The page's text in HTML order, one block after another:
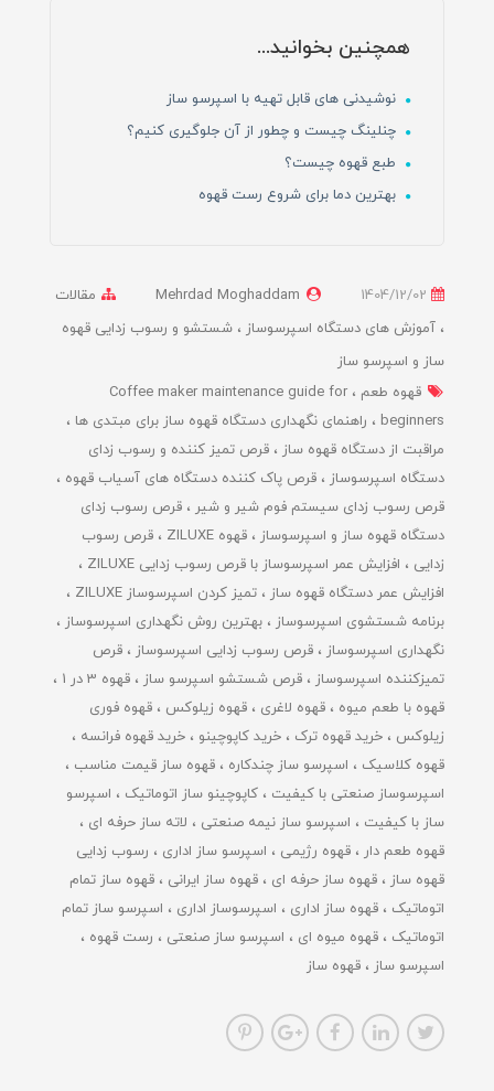
همچنین بخوانید...
نوشیدنی های قابل تهیه با اسپرسو ساز
چنلینگ چیست و چطور از آن جلوگیری کنیم؟
طبع قهوه چیست؟
بهترین دما برای شروع رست قهوه
Mehrdad Moghaddam
مقالات
آموزش های دستگاه اسپرسوساز
شستشو و رسوب زدایی قهوه
ساز و اسپرسو ساز
قهوه طعم
Coffee maker maintenance guide for
beginners
راهنمای نگهداری دستگاه قهوه ساز برای مبتدی ها
مراقبت از دستگاه قهوه ساز
قرص تمیز کننده و رسوب زدای
دستگاه اسپرسوساز
قرص پاک کننده دستگاه های آسیاب قهوه
قرص رسوب زدای سیستم فوم شیر و شیر
قرص رسوب زدای
دستگاه قهوه ساز و اسپرسوساز
قهوه ZILUXE
قرص رسوب
زدایی
افزایش عمر اسپرسوساز با قرص رسوب زدایی ZILUXE
افزایش عمر دستگاه قهوه ساز
تمیز کردن اسپرسوساز ZILUXE
برنامه شستشوی اسپرسوساز
بهترین روش نگهداری اسپرسوساز
نگهداری اسپرسوساز
قرص رسوب زدایی اسپرسوساز
قرص
تمیزکننده اسپرسوساز
قرص شستشو اسپرسو ساز
قهوه 3 در 1
قهوه با طعم میوه
قهوه لاغری قهوه زیلوکس
قهوه فوری
زیلوکس
خرید قهوه ترک خرید کاپوچینو
خرید قهوه فرانسه
قهوه کلاسیک
اسپرسو ساز چندکاره
قهوه ساز قیمت مناسب
اسپرسوساز صنعتی با کیفیت
کاپوچینو ساز اتوماتیک
اسپرسو
ساز با کیفیت
اسپرسو ساز نیمه صنعتی
لاته ساز حرفه ای
قهوه طعم دار
قهوه رژیمی اسپرسو ساز اداری
رسوب زدایی
قهوه ساز
قهوه ساز حرفه ای قهوه ساز ایرانی
قهوه ساز تمام
اتوماتیک
قهوه ساز اداری اسپرسوساز اداری
اسپرسو ساز تمام
اتوماتیک
قهوه میوه ای اسپرسو ساز صنعتی
رست قهوه
اسپرسو ساز
قهوه ساز